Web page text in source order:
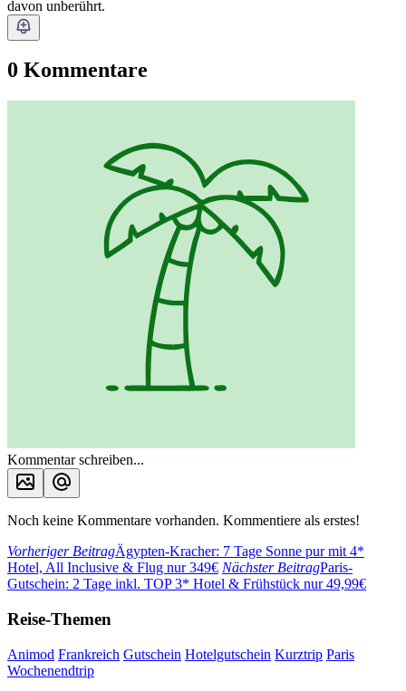
davon unberührt.
0 Kommentare
Kommentar schreiben...
Noch keine Kommentare vorhanden. Kommentiere als erstes!
Vorheriger BeitragÄgypten-Kracher: 7 Tage Sonne pur mit 4*
Hotel, All Inclusive & Flug nur 349€ Nächster BeitragParis-
Gutschein: 2 Tage inkl. TOP 3* Hotel & Frühstück nur 49,99€
Reise-Themen
Animod Frankreich Gutschein Hotelgutschein Kurztrip Paris
Wochenendtrip